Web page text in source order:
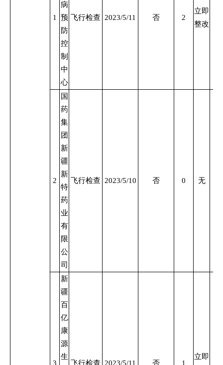
1
病
预
防
控
制
中
心
飞行检查 2023/5/11 否 2
立即
整改
2
国
药
集
团
新
疆
新
特
药
业
有
限
公
司
飞行检查 2023/5/10 否 0 无
3
新
疆
百
亿
康
源
生
飞行检查
2023/5/11 否 1
立即